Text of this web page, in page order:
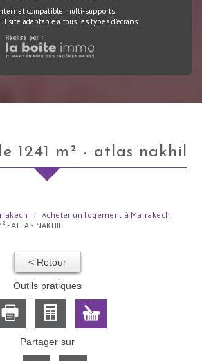
compatible multi-supports,
site adaptable à tous les types d'écrans.
1241 m² - atlas nakhil
Acheter un logement à Marrakech
- ATLAS NAKHIL
< Retour
Outils pratiques
Partager sur